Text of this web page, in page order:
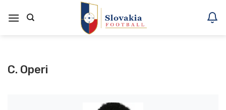
na
C. Operi